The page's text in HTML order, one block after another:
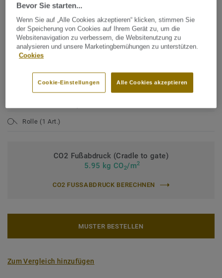
TECHNISCHE DATEN
Produktart:Heterogener PVC Bodenbelag
Nutzungsklasse Geschäftsbereich:
34 sehr starke Nutzung
Nutzungsklasse Industrie:43 starke Nutzung
Bindemittelgehalt:Typ I
Rolle (1 Art.)
CO2 Fußabdruck (Cradle to gate)
5.95 kg CO2/m2
CO2 FUSSABDRUCK BERECHNEN
MUSTER BESTELLEN
Zum Vergleich hinzufügen
Bevor Sie starten...
Wenn Sie auf „Alle Cookies akzeptieren“ klicken, stimmen Sie
der Speicherung von Cookies auf Ihrem Gerät zu, um die
Websitenavigation zu verbessern, die Websitenutzung zu
analysieren und unsere Marketingbemühungen zu unterstützen.
Cookies
Alle Cookies akzeptieren
Cookie-Einstellungen